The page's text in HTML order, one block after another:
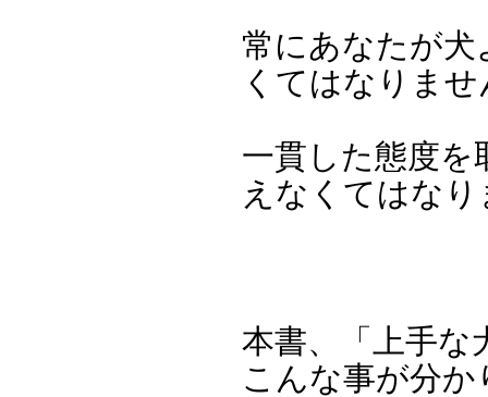
常にあなたが
くてはなりませ
一貫した態度を
えなくてはな
本書、「上手な
こんな事が分か